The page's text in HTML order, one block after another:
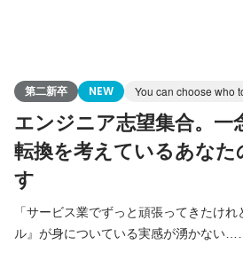
第二新卒 NEW You can choose who
エンジニア志望集合。一
転換を考えているあなた
す
「サービス業でずっと頑張ってきたけ
ル』が身についている実感が湧かない